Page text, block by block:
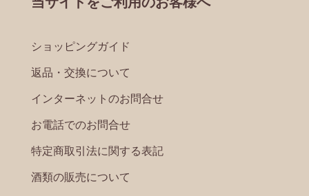
ショッピングガイド
返品・交換について
インターネットのお問合せ
お電話でのお問合せ
特定商取引法に関する表記
酒類の販売について